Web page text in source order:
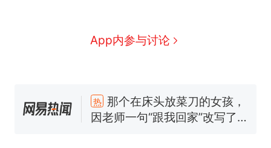
App内参与讨论
因老师一句“跟我回家”改写了
人生
新 制裁瓜子饺子，美国怕什
么？